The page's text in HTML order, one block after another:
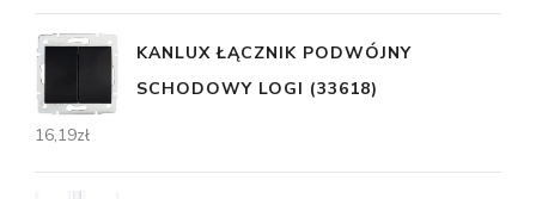
KANLUX ŁĄCZNIK PODWÓJNY
SCHODOWY LOGI (33618)
16,19zł